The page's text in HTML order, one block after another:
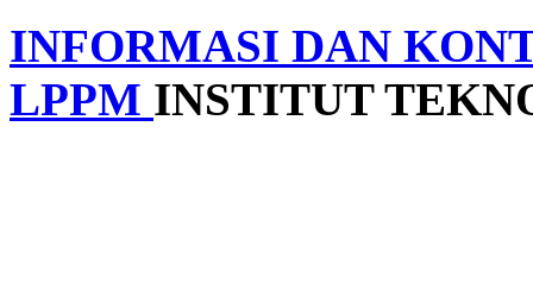
INFORMASI DAN
LPPM INSTITUT